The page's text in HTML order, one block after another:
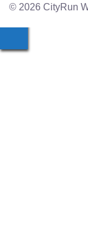
© 2026 CityRun